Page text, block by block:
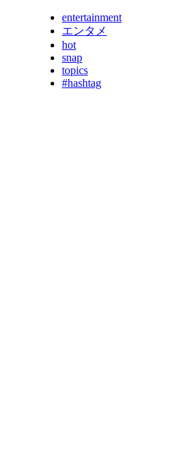
entertainment
エンタメ
hot
snap
topics
#hashtag